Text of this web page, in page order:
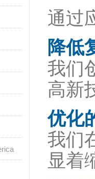
通过
降低
我们
高新
优化
我们
显着